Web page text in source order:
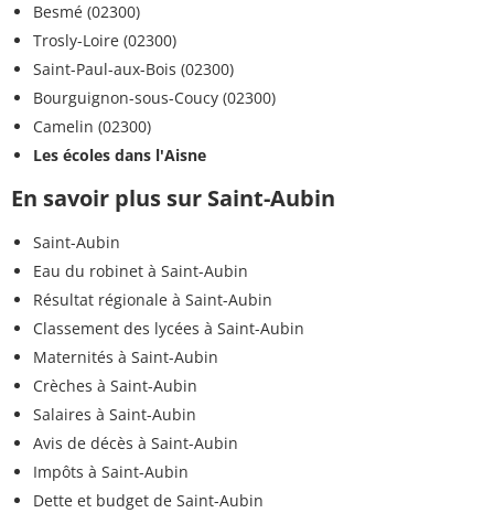
Besmé (02300)
Trosly-Loire (02300)
Saint-Paul-aux-Bois (02300)
Bourguignon-sous-Coucy (02300)
Camelin (02300)
Les écoles dans l'Aisne
En savoir plus sur Saint-Aubin
Saint-Aubin
Eau du robinet à Saint-Aubin
Résultat régionale à Saint-Aubin
Classement des lycées à Saint-Aubin
Maternités à Saint-Aubin
Crèches à Saint-Aubin
Salaires à Saint-Aubin
Avis de décès à Saint-Aubin
Impôts à Saint-Aubin
Dette et budget de Saint-Aubin